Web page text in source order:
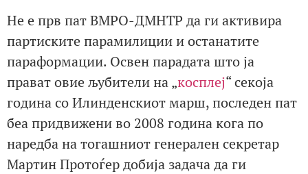
Не е прв пат ВМРО-ДМНТР да ги активира
партиските парамилиции и останатите
параформации. Освен парадата што ја
прават овие љубитeли на „косплеј“ секоја
година со Илинденскиот марш, последен пат
беа придвижени во 2008 година кога по
наредба на тогашниот генерален секретар
Мартин Протоѓер добија задача да ги